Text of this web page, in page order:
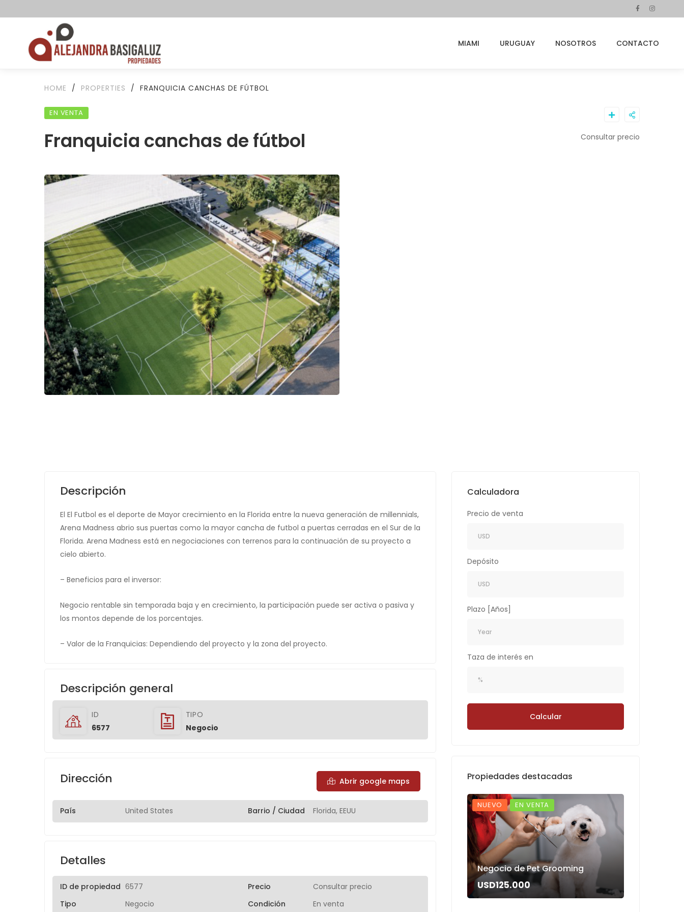
MIAMI URUGUAY NOSOTROS CONTACTO
HOME / PROPERTIES / FRANQUICIA CANCHAS DE FÚTBOL
EN VENTA
Franquicia canchas de fútbol Consultar precio
Descripción
El El Futbol es el deporte de Mayor crecimiento en la Florida entre la nueva generación de millennials,
Arena Madness abrio sus puertas como la mayor cancha de futbol a puertas cerradas en el Sur de la
Florida. Arena Madness está en negociaciones con terrenos para la continuación de su proyecto a
cielo abierto.
– Beneficios para el inversor:
Negocio rentable sin temporada baja y en crecimiento, la participación puede ser activa o pasiva y
los montos depende de los porcentajes.
– Valor de la Franquicias: Dependiendo del proyecto y la zona del proyecto.
Descripción general
ID
6577
TIPO
Negocio
Dirección Abrir google maps
País United States Barrio / Ciudad Florida, EEUU
Detalles
ID de propiedad 6577 Precio
Consultar precio
Tipo
Negocio Condición En venta
Calculadora
Precio de venta
Depósito
Plazo [Años]
Taza de interés en
Calcular
Propiedades destacadas
NUEVO EN VENTA
Negocio de Pet Grooming
USD125.000